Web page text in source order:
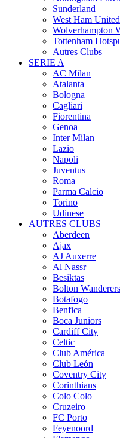
Sunderland
West Ham United
Wolverhampton
Tottenham
Autres Clubs
SERIE A
AC Milan
Atalanta
Bologna
Cagliari
Fiorentina
Genoa
Inter Milan
Lazio
Napoli
Juventus
Roma
Parma Calcio
Torino
Udinese
AUTRES CLUBS
Aberdeen
Ajax
AJ Auxerre
Al Nassr
Besiktas
Bolton Wanderers
Botafogo
Benfica
Boca Juniors
Cardiff City
Celtic
Club América
Club León
Coventry City
Corinthians
Colo Colo
Cruzeiro
FC Porto
Feyenoord